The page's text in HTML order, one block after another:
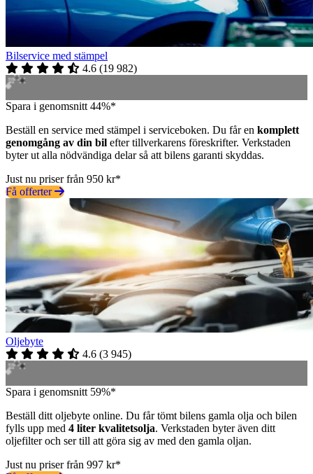
Bilservice med stämpel
4.6 (19 982)
Spara i genomsnitt 44%*
Beställ en service med stämpel i serviceboken. Du får en komplett
genomgång av din bil efter tillverkarens föreskrifter. Verkstaden
byter ut alla nödvändiga delar så att bilens garanti skyddas.
Just nu priser från 950 kr*
Få offerter
Oljebyte
4.6 (3 945)
Spara i genomsnitt 59%*
Beställ ditt oljebyte online. Du får tömt bilens gamla olja och bilen
fylls upp med 4 liter kvalitetsolja. Verkstaden byter även ditt
oljefilter och ser till att göra sig av med den gamla oljan.
Just nu priser från 997 kr*